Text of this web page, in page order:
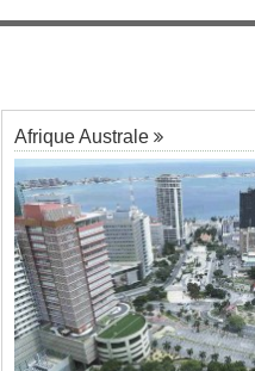
Afrique Australe
Togo:43